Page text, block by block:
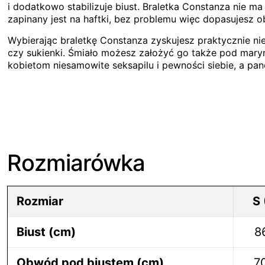
i dodatkowo stabilizuje biust. Braletka Constanza nie
zapinany jest na haftki, bez problemu więc dopasujesz
Wybierając braletkę Constanza zyskujesz praktycznie
czy sukienki. Śmiało możesz założyć go także pod
kobietom niesamowite seksapilu i pewności siebie, a
Rozmiarówka
Rozmiar S
Biust (cm)